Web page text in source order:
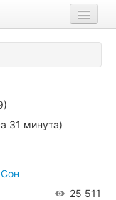
31 минута)
25 511